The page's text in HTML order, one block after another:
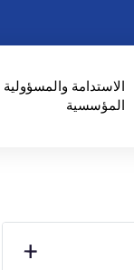
الاستدامة
المؤسسية